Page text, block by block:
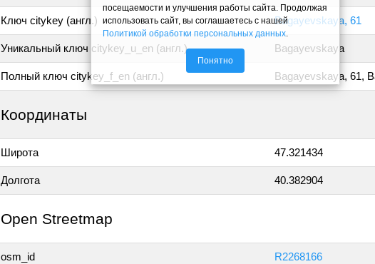
Ключ citykey (англ.) Bagayevskaya, 61
Уникальный ключ citykey_u_en (англ.) Bagayevskaya
Полный ключ citykey_f_en (англ.) Bagayevskaya, 61,
Координаты
Широта 47.321434
Долгота 40.382904
Open Streetmap
osm_id R2268166
посещаемости и улучшения работы сайта. Продолжая
использовать сайт, вы соглашаетесь с нашей
Политикой обработки персональных данных.
Понятно